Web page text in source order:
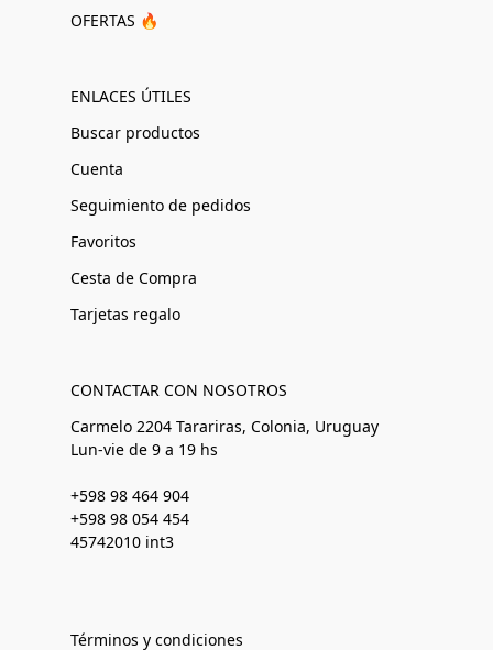
OFERTAS 🔥
ENLACES ÚTILES
Buscar productos
Cuenta
Seguimiento de pedidos
Favoritos
Cesta de Compra
Tarjetas regalo
CONTACTAR CON NOSOTROS
Carmelo 2204 Tarariras, Colonia, Uruguay
Lun-vie de 9 a 19 hs
+598 98 464 904
+598 98 054 454
45742010 int3
Términos y condiciones